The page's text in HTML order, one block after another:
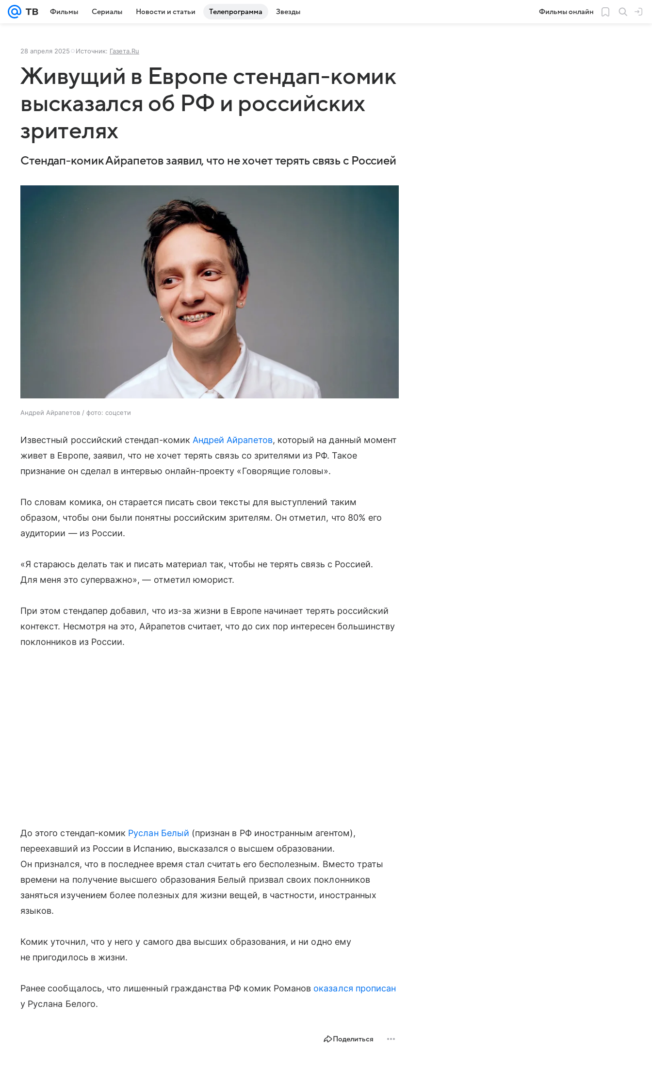
Фильмы Сериалы Новости и статьи Телепрограмма Звезды Фильмы онлайн
28 апреля 2025 Источник: Газета.Ru
Живущий в Европе стендап-комик
высказался об РФ и российских
зрителях
Стендап-комик Айрапетов заявил, что не хочет терять связь с Россией
Андрей Айрапетов / фото: соцсети
Известный российский стендап-комик Андрей Айрапетов, который на данный момент
живет в Европе, заявил, что не хочет терять связь со зрителями из РФ. Такое
признание он сделал в интервью онлайн-проекту «Говорящие головы».
По словам комика, он старается писать свои тексты для выступлений таким
образом, чтобы они были понятны российским зрителям. Он отметил, что 80% его
аудитории — из России.
«Я стараюсь делать так и писать материал так, чтобы не терять связь с Россией.
Для меня это суперважно», — отметил юморист.
При этом стендапер добавил, что из-за жизни в Европе начинает терять российский
контекст. Несмотря на это, Айрапетов считает, что до сих пор интересен большинству
поклонников из России.
До этого стендап-комик Руслан Белый (признан в РФ иностранным агентом),
переехавший из России в Испанию, высказался о высшем образовании.
Он признался, что в последнее время стал считать его бесполезным. Вместо траты
времени на получение высшего образования Белый призвал своих поклонников
заняться изучением более полезных для жизни вещей, в частности, иностранных
языков.
Комик уточнил, что у него у самого два высших образования, и ни одно ему
не пригодилось в жизни.
Ранее сообщалось, что лишенный гражданства РФ комик Романов оказался прописан
у Руслана Белого.
Поделиться